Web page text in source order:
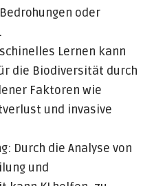
oder
Lernen kann
die Biodiversität durch
Faktoren wie
und invasive
Durch die Analyse von
und